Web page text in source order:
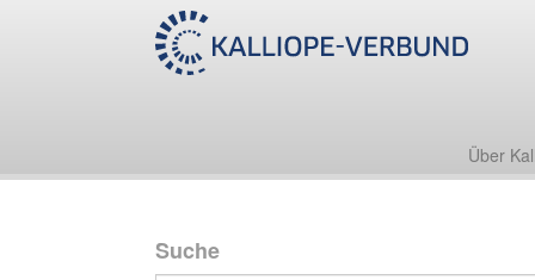
Über
Suche